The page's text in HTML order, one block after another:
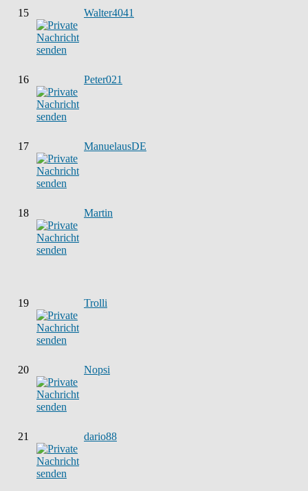
15 Walter4041
16 Peter021
17 ManuelausDE
18 Martin
19 Trolli
20 Nopsi
21 dario88